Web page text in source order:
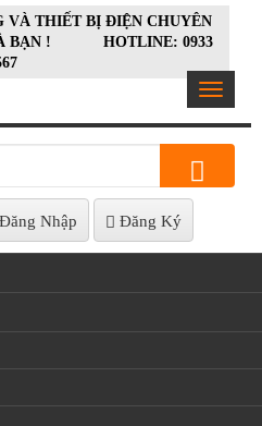
VÀ THIẾT BỊ ĐIỆN CHUYÊN
BẠN ! HOTLINE: 0933
567
Toggle
Đăng Nhập Đăng Ký